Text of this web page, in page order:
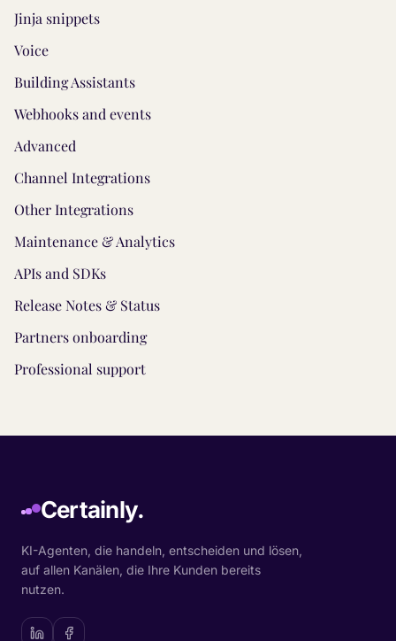
Jinja snippets
Voice
Building Assistants
Webhooks and events
Advanced
Channel Integrations
Other Integrations
Maintenance & Analytics
APIs and SDKs
Release Notes & Status
Partners onboarding
Professional support
Certainly.
KI-Agenten, die handeln, entscheiden und lösen,
auf allen Kanälen, die Ihre Kunden bereits
nutzen.